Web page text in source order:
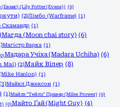
(Еванс) (Lily Potter (Evans)) (0)
(2)Лімбо (Warframe) (1)
Скамандр (1)
Магда (Moon chai story) (6)
Магістр Варка (1)
Мадара Учіха (Madara Uchiha) (6)
Mai) (2)Майк Вілер (8)
Hanlon) (1)
Майкл Джексон (1)
(1)Майлз "Тейлз" Правер (Miles Prower) (0)
(0)Майто Ґай (Might Guy) (4)